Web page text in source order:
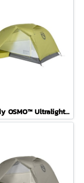
Dragonfly OSMO™ Ultralight Backpacking Tent Birch Bud 2P